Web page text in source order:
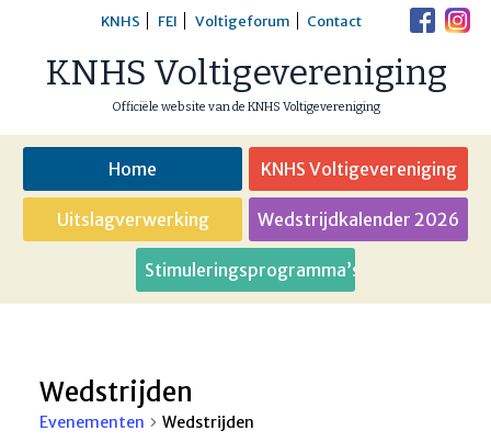
content
KNHS FEI Voltigeforum Contact
KNHS Voltigevereniging
Officiële website van de KNHS Voltigevereniging
Home KNHS Voltigevereniging
Uitslagverwerking Wedstrijdkalender 2026
Stimuleringsprogramma’s
Wedstrijden
Evenementen Wedstrijden